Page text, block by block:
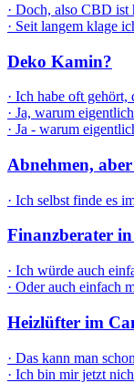
· Doch, also CBD ist
· Seit langem klage
Deko Kamin?
· Ich habe oft gehört,
· Ja, warum
· Ja - warum
Abnehmen,
· Ich selbst finde es
Finanzberater
· Ich würde auch
· Oder auch einfach
Heizlüfter im
· Das kann man
· Ich bin mir jetzt